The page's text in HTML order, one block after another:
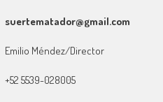
suertematador@gmail.com
Emilio Méndez/Director
+52 5539-028005